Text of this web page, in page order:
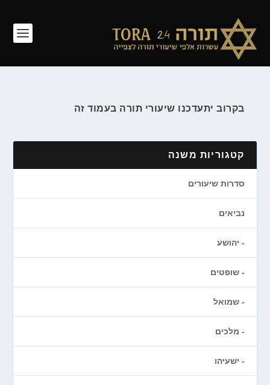
בקרוב יתעדכנו שיעורי תורה בעמוד זה
קטגוריות משנה
סדרות שיעורים
נביאים
יהושע
שופטים
שמואל
מלכים
ישעיהו